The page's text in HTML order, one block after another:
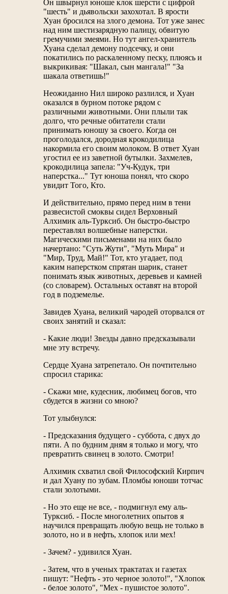
Он швырнул юноше клок шерсти с цифрой
"шесть" и дьявольски захохотал. В ярости
Хуан бросился на злого демона. Тот уже занес
над ним шестизарядную палицу, обвитую
гремучими змеями. Но тут ангел-хранитель
Хуана сделал демону подсечку, и они
покатились по раскаленному песку, плюясь и
выкрикивая: "Шакал, сын мангала!" "За
шакала ответишь!"
Неожиданно Нил широко разлился, и Хуан
оказался в бурном потоке рядом с
различными животными. Они плыли так
долго, что речные обитатели стали
принимать юношу за своего. Когда он
проголодался, дородная крокодилица
накормила его своим молоком. В ответ Хуан
угостил ее из заветной бутылки. Захмелев,
крокодилица запела: "Уч-Кудук, три
наперстка..." Тут юноша понял, что скоро
увидит Того, Кто.
И действительно, прямо перед ним в тени
развесистой смоквы сидел Верховный
Алхимик аль-Турксиб. Он быстро-быстро
переставлял волшебные наперстки.
Магическими письменами на них было
начертано: "Суть Жути", "Муть Мира" и
"Мир, Труд, Май!" Тот, кто угадает, под
каким наперстком спрятан шарик, станет
понимать язык животных, деревьев и камней
(со словарем). Остальных оставят на второй
год в подземелье.
Завидев Хуана, великий чародей оторвался от
своих занятий и сказал:
- Какие люди! Звезды давно предсказывали
мне эту встречу.
Сердце Хуана затрепетало. Он почтительно
спросил старика:
- Скажи мне, кудесник, любимец богов, что
сбудется в жизни со мною?
Тот улыбнулся:
- Предсказания будущего - суббота, с двух до
пяти. А по будним дням я только и могу, что
превратить свинец в золото. Смотри!
Алхимик схватил свой Философский Кирпич
и дал Хуану по зубам. Пломбы юноши тотчас
стали золотыми.
- Но это еще не все, - подмигнул ему аль-
Турксиб. - После многолетних опытов я
научился превращать любую вещь не только в
золото, но и в нефть, хлопок или мех!
- Зачем? - удивился Хуан.
- Затем, что в ученых трактатах и газетах
пишут: "Нефть - это черное золото!", "Хлопок
- белое золото", "Мех - пушистое золото".